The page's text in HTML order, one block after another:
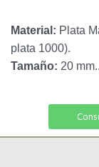
Material: Plata
plata 1000).
Tamaño: 20 mm..